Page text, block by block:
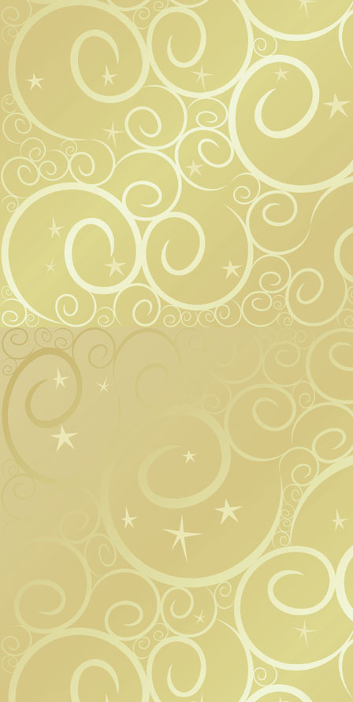
...nun kneten,
Ihren geplagten
Limonenöl und
Nun lassen wir
träumen und
wieder in
Ihr Rücken
Zitronen-Salz-
für die Massage,
mit einem
Oriental,
Sahne
Nun lassen wir
träumen und
wieder in